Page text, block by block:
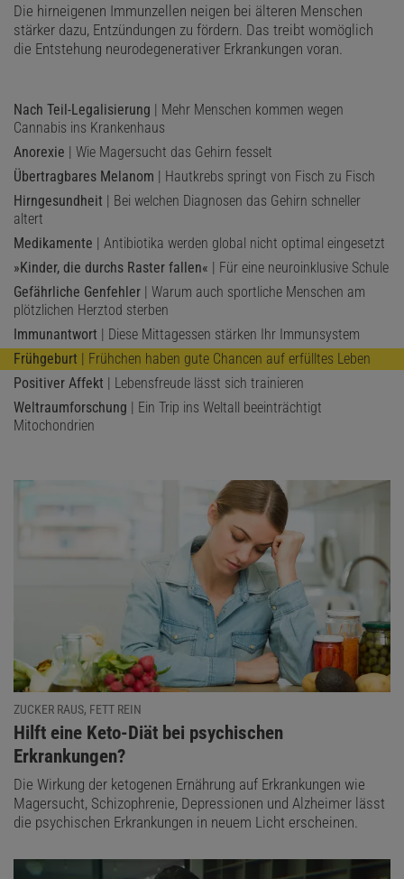
Die hirneigenen Immunzellen neigen bei älteren Menschen
stärker dazu, Entzündungen zu fördern. Das treibt womöglich
die Entstehung neurodegenerativer Erkrankungen voran.
Nach Teil-Legalisierung | Mehr Menschen kommen wegen
Cannabis ins Krankenhaus
Anorexie | Wie Magersucht das Gehirn fesselt
Übertragbares Melanom | Hautkrebs springt von Fisch zu Fisch
Hirngesundheit | Bei welchen Diagnosen das Gehirn schneller
altert
Medikamente | Antibiotika werden global nicht optimal eingesetzt
»Kinder, die durchs Raster fallen« | Für eine neuroinklusive Schule
Gefährliche Genfehler | Warum auch sportliche Menschen am
plötzlichen Herztod sterben
Immunantwort | Diese Mittagessen stärken Ihr Immunsystem
Frühgeburt | Frühchen haben gute Chancen auf erfülltes Leben
Positiver Affekt | Lebensfreude lässt sich trainieren
Weltraumforschung | Ein Trip ins Weltall beeinträchtigt
Mitochondrien
ZUCKER RAUS, FETT REIN
:
Hilft eine Keto-Diät bei psychischen
Erkrankungen?
Die Wirkung der ketogenen Ernährung auf Erkrankungen wie
Magersucht, Schizophrenie, Depressionen und Alzheimer lässt
die psychischen Erkrankungen in neuem Licht erscheinen.